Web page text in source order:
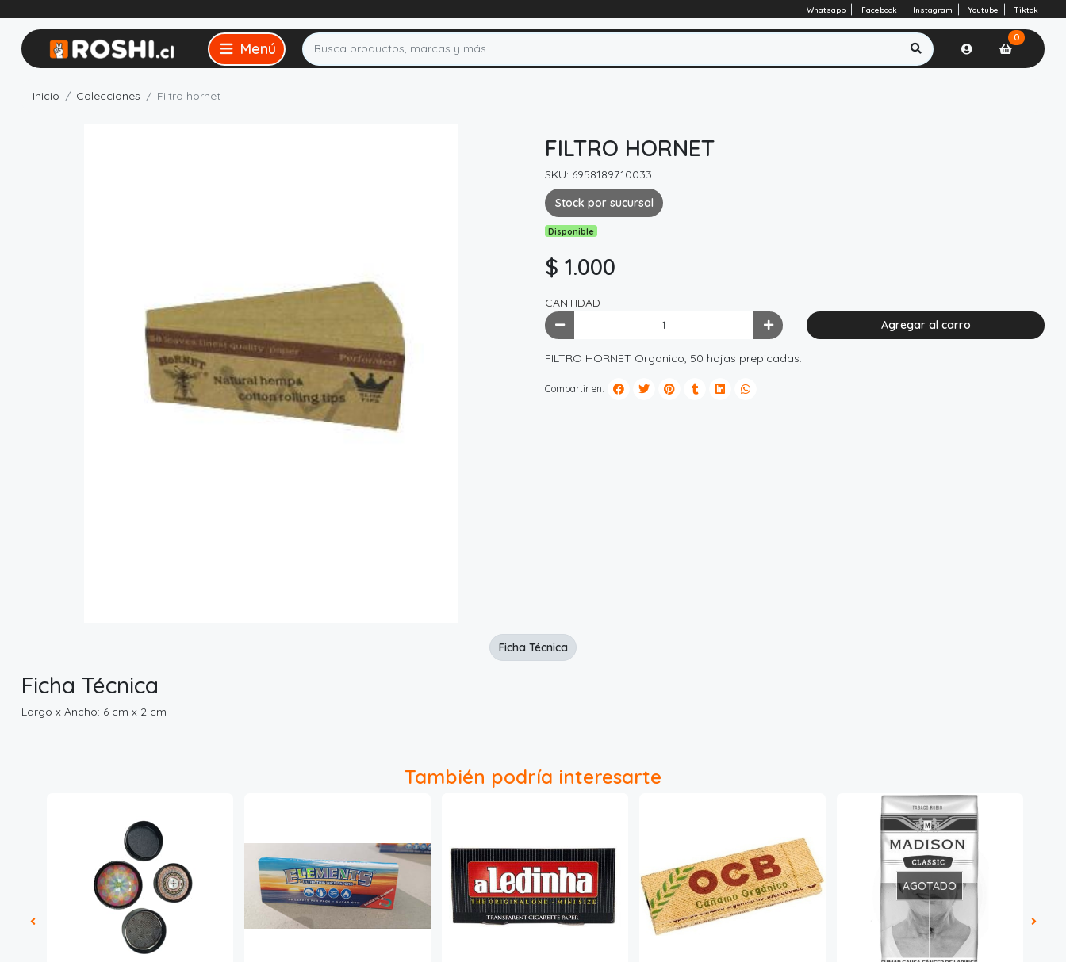
Whatsapp Facebook Instagram Youtube Tiktok
0
Inicio Colecciones Filtro hornet
FILTRO HORNET
SKU: 6958189710033
Stock por sucursal
Disponible
$ 1.000
CANTIDAD
Agregar al carro
FILTRO HORNET Organico, 50 hojas prepicadas.
Compartir en:
Ficha Técnica
Largo x Ancho: 6 cm x 2 cm
Ficha Técnica
También podría interesarte
AGOTADO